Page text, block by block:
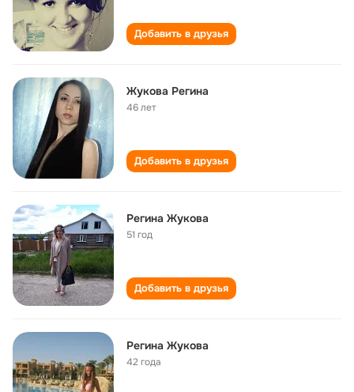
Добавить в друзья
Жукова Регина
46 лет
Добавить в друзья
Регина Жукова
51 год
Добавить в друзья
Регина Жукова
42 года